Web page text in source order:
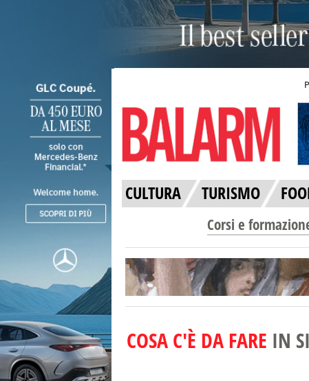
CULTURA TURISMO
Corsi e
COSA C'È DA FARE IN